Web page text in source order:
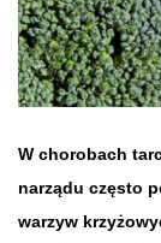
W chorobach
narządu często
warzyw